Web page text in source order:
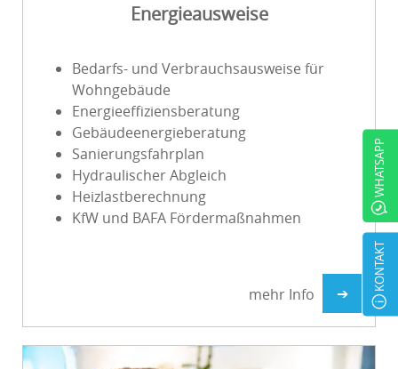
Energieausweise
Bedarfs- und Verbrauchsausweise für
Wohngebäude
Energieeffiziensberatung
Gebäudeenergieberatung
Sanierungsfahrplan
Hydraulischer Abgleich
Heizlastberechnung
KfW und BAFA Fördermaßnahmen
KONTAKT
WHATSAPP